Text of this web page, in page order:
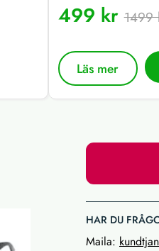
499 kr1499
Läs mer
HAR DU
Maila: